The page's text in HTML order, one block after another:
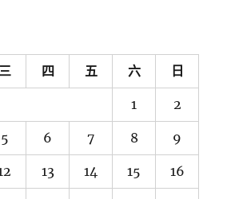
三 四 五 六 日
1 2
5 6 7 8 9
13 14 15 16